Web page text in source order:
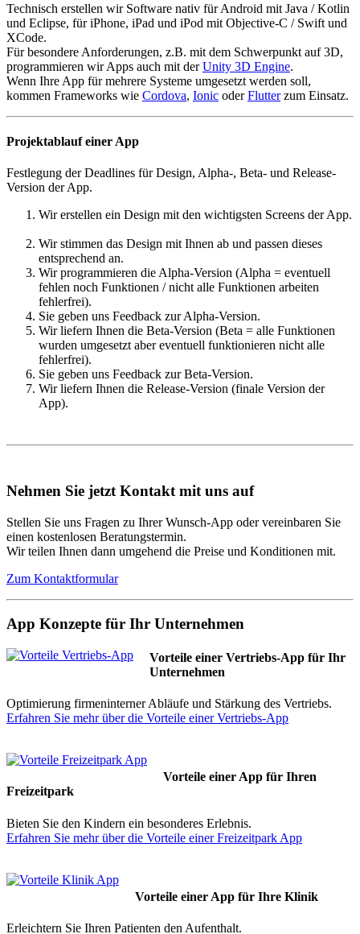
Technisch erstellen wir Software nativ für Android mit Java / Kotlin
und Eclipse, für iPhone, iPad und iPod mit Objective-C / Swift und
XCode.
Für besondere Anforderungen, z.B. mit dem Schwerpunkt auf 3D,
programmieren wir Apps auch mit derUnity 3D Engine.
Wenn Ihre App für mehrere Systeme umgesetzt werden soll,
kommen Frameworks wie Cordova, Ionic oderFlutterzum Einsatz.
Projektablauf einer App
Festlegung der Deadlines für Design, Alpha-, Beta- und Release-
Version der App.
Wir erstellen ein Design mit den wichtigsten Screens der App.
Wir stimmen das Design mit Ihnen ab und passen dieses
entsprechend an.
Wir programmieren die Alpha-Version (Alpha = eventuell
fehlen noch Funktionen / nicht alle Funktionen arbeiten
fehlerfrei).
Sie geben uns Feedback zur Alpha-Version.
Wir liefern Ihnen die Beta-Version (Beta = alle Funktionen
wurden umgesetzt aber eventuell funktionieren nicht alle
fehlerfrei).
Sie geben uns Feedback zur Beta-Version.
Wir liefern Ihnen die Release-Version (finale Version der
App).
Nehmen Sie jetzt Kontakt mit uns auf
Stellen Sie uns Fragen zu Ihrer Wunsch-App oder vereinbaren Sie
einen kostenlosen Beratungstermin.
Wir teilen Ihnen dann umgehend die Preise und Konditionen mit.
Zum Kontaktformular
App Konzepte für Ihr Unternehmen
Vorteile einer Vertriebs-App für Ihr
Unternehmen
Optimierung firmeninterner Abläufe und Stärkung des Vertriebs.
Erfahren Sie mehr über die Vorteile einer Vertriebs-App
Vorteile einer App für Ihren
Freizeitpark
Bieten Sie den Kindern ein besonderes Erlebnis.
Erfahren Sie mehr über die Vorteile einer Freizeitpark App
Vorteile einer App für Ihre Klinik
Erleichtern Sie Ihren Patienten den Aufenthalt.